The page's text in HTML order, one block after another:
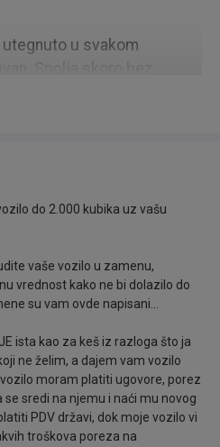
utegnuto u svakom
upotrebe.. Sve radi i u
što se može videti
papirima, kao i po
do 2.000 kubika uz vašu
vaše vozilo u zamenu,
vrednost kako ne bi dolazilo do
su vam ovde napisani...
ista kao za keš iz razloga što ja
ne želim, a dajem vam vozilo
moram platiti ugovore, porez
sredi na njemu i naći mu novog
PDV državi, dok moje vozilo vi
troškova poreza na